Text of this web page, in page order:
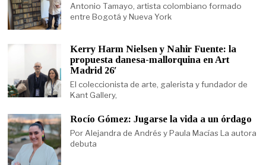
Antonio Tamayo, artista colombiano formado
entre Bogotá y Nueva York
Kerry Harm Nielsen y Nahir Fuente: la
propuesta danesa-mallorquina en Art
Madrid 26′
El coleccionista de arte, galerista y fundador de
Kant Gallery,
Rocío Gómez: Jugarse la vida a un órdago
Por Alejandra de Andrés y Paula Macías La autora
debuta